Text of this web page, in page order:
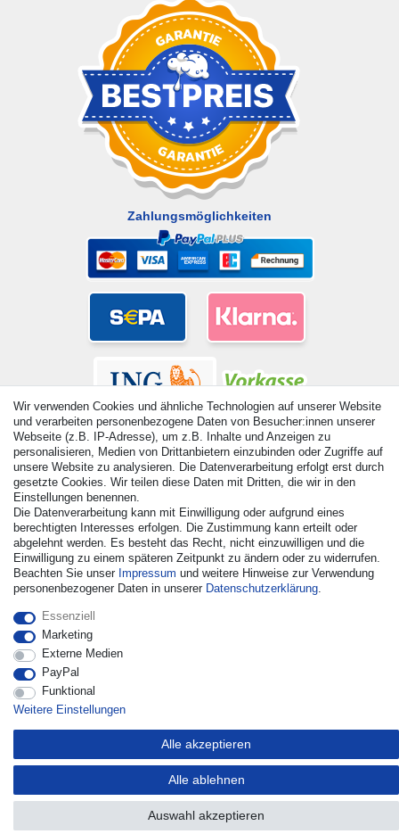
Zahlungsmöglichkeiten
© Copyright 2026 | Alle Rechte vorbehalten. - Alle Rechte
vorbehalten. Preisangaben inkl. gesetzl. 19% MwSt. |
Grundpreise siehe Artikeldetail | *Gilt für Lieferungen nach
Vertrag widerrufen Kontakt
Wir verwenden Cookies und ähnliche Technologien auf unserer Website
und verarbeiten personenbezogene Daten von Besucher:innen unserer
Webseite (z.B. IP-Adresse), um z.B. Inhalte und Anzeigen zu
personalisieren, Medien von Drittanbietern einzubinden oder Zugriffe auf
unsere Website zu analysieren. Die Datenverarbeitung erfolgt erst durch
gesetzte Cookies. Wir teilen diese Daten mit Dritten, die wir in den
Einstellungen benennen.
Die Datenverarbeitung kann mit Einwilligung oder aufgrund eines
berechtigten Interesses erfolgen. Die Zustimmung kann erteilt oder
abgelehnt werden. Es besteht das Recht, nicht einzuwilligen und die
Einwilligung zu einem späteren Zeitpunkt zu ändern oder zu widerrufen.
Beachten Sie unser Impressum und weitere Hinweise zur Verwendung
personenbezogener Daten in unserer Daten­schutz­erklärung.
Essenziell
Marketing
Externe Medien
PayPal
Funktional
Weitere Einstellungen
Alle akzeptieren
Alle ablehnen
Auswahl akzeptieren